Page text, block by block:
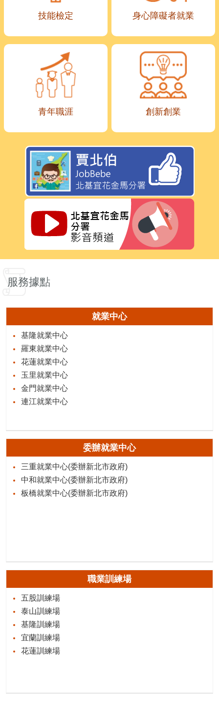
技能檢定 身心障礙者就業
青年職涯 創新創業
服務據點
就業中心
基隆就業中心
羅東就業中心
花蓮就業中心
玉里就業中心
金門就業中心
連江就業中心
委辦就業中心
三重就業中心(委辦新北市政府)
中和就業中心(委辦新北市政府)
板橋就業中心(委辦新北市政府)
職業訓練場
五股訓練場
泰山訓練場
基隆訓練場
宜蘭訓練場
花蓮訓練場